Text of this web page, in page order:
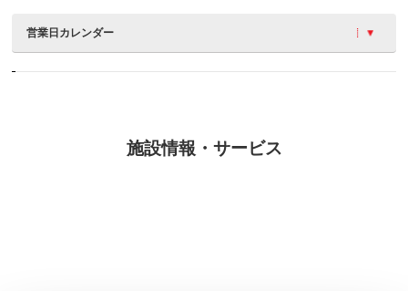
営業日カレンダー
施設情報・サービス